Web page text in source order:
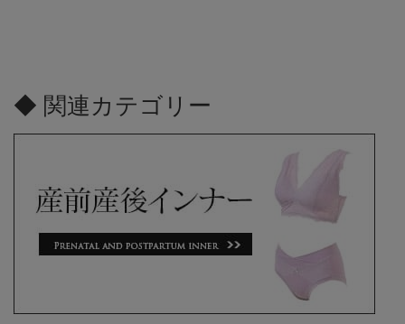
◆ 関連カテゴリー